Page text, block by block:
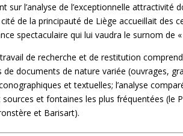
l’analyse de l’exceptionnelle attractivité
de la principauté de Liège accueillait des
spectaculaire qui lui vaudra le surnom de «
de recherche et de restitution
de documents de nature variée (ouvrages,
et textuelles; l’analyse
et fontaines les plus fréquentées (le
et Barisart).